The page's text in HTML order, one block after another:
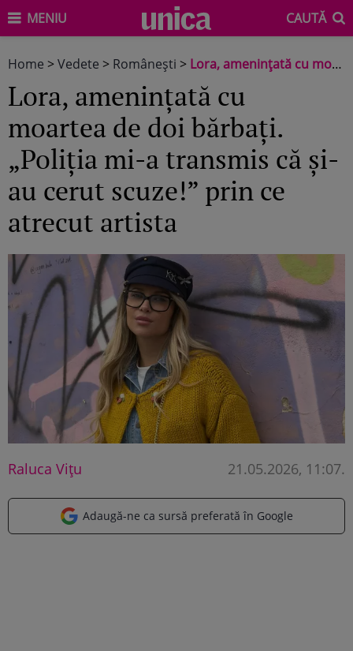
MENIU CAUTĂ
Home >Vedete > Româneşti > Lora, amenințată cu moartea de doi bărbați. „Poliția mi-a transmis că și-au cerut scuze!” prin ce atrecut artista
Lora, amenințată cu
moartea de doi bărbați.
„Poliția mi-a transmis că și-
au cerut scuze!” prin ce
atrecut artista
Raluca Vițu 21.05.2026, 11:07.
Adaugă-ne ca sursă preferată în Google